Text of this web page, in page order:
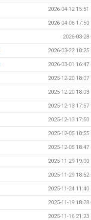
2026-04-12 15:51
2026-04-06 17:50
2026-03-28
2026-03-22 18:25
2026-03-01 16:47
2025-12-20 18:07
2025-12-20 18:03
2025-12-13 17:57
2025-12-13 17:50
2025-12-05 18:55
2025-12-05 18:47
2025-11-29 19:00
2025-11-29 18:52
2025-11-24 11:40
2025-11-19 18:28
2025-11-16 21:23